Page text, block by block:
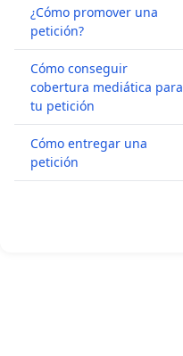
¿Cómo promover una
petición?
Cómo conseguir
cobertura mediática para
tu petición
Cómo entregar una
petición